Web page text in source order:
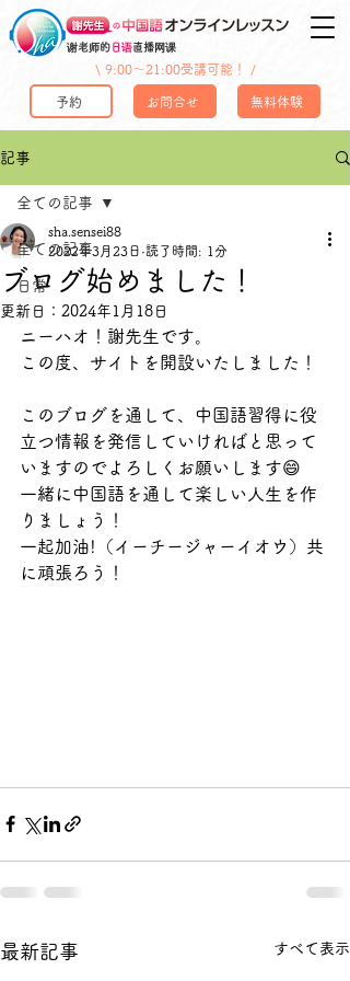
無料体験
予約 お問合せ
\ 9:00〜21:00受講可能！ /
谢老师的 日语直播网课
記事
全ての記事
日常
全ての記事
ブログ始めました！
sha.sensei88
2022年3月23日 読了時間: 1分
更新日： 2024年1月18日
ニーハオ！謝先生です。
この度、サイトを開設いたしました！
このブログを通して、中国語習得に役
立つ情報を発信していければと思って
いますのでよろしくお願いします😄
一緒に中国語を通して楽しい人生を作
りましょう！
一起加油!（イーチージャーイオウ）共
に頑張ろう！
最新記事 すべて表示